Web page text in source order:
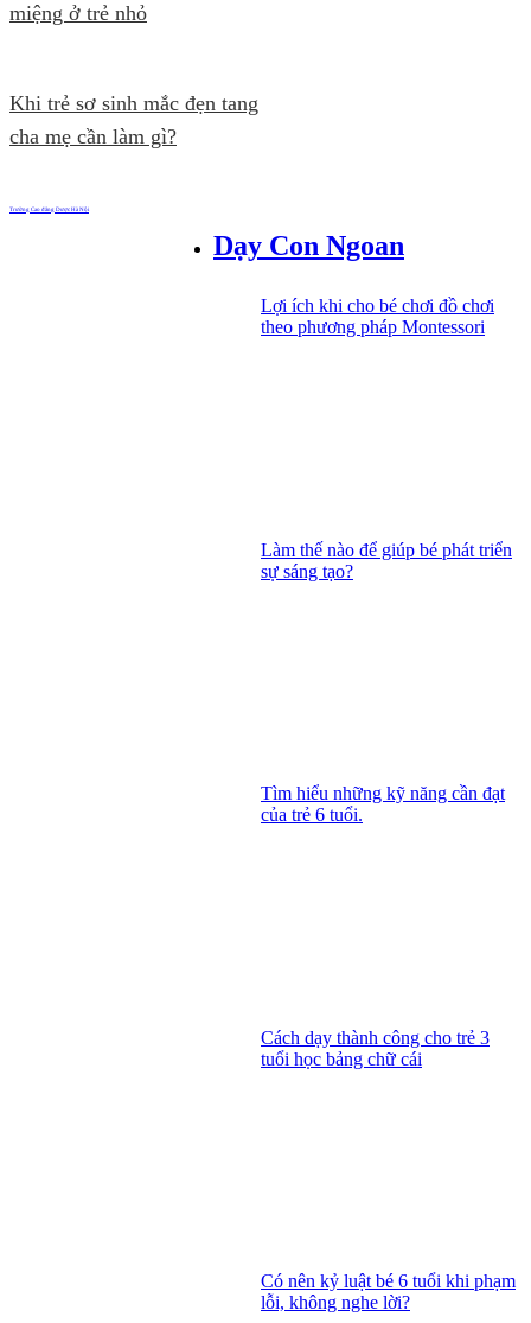
miệng ở trẻ nhỏ
Khi trẻ sơ sinh mắc đẹn tang
cha mẹ cần làm gì?
Dạy Con Ngoan
Lợi ích khi cho bé chơi đồ chơi
theo phương pháp Montessori
Làm thế nào để giúp bé phát triển
sự sáng tạo?
Tìm hiểu những kỹ năng cần đạt
của trẻ 6 tuổi.
Cách dạy thành công cho trẻ 3
tuổi học bảng chữ cái
Có nên kỷ luật bé 6 tuổi khi phạm
lỗi, không nghe lời?
Trường Cao đẳng Dược Hà Nội